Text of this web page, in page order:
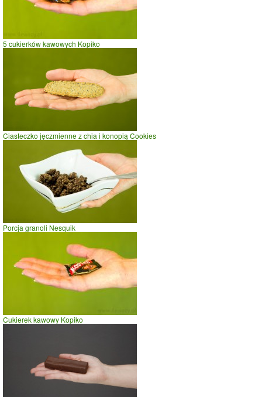
5 cukierków kawowych Kopiko
Ciasteczko jęczmienne z chia i konopią Cookies
Porcja granoli Nesquik
Cukierek kawowy Kopiko